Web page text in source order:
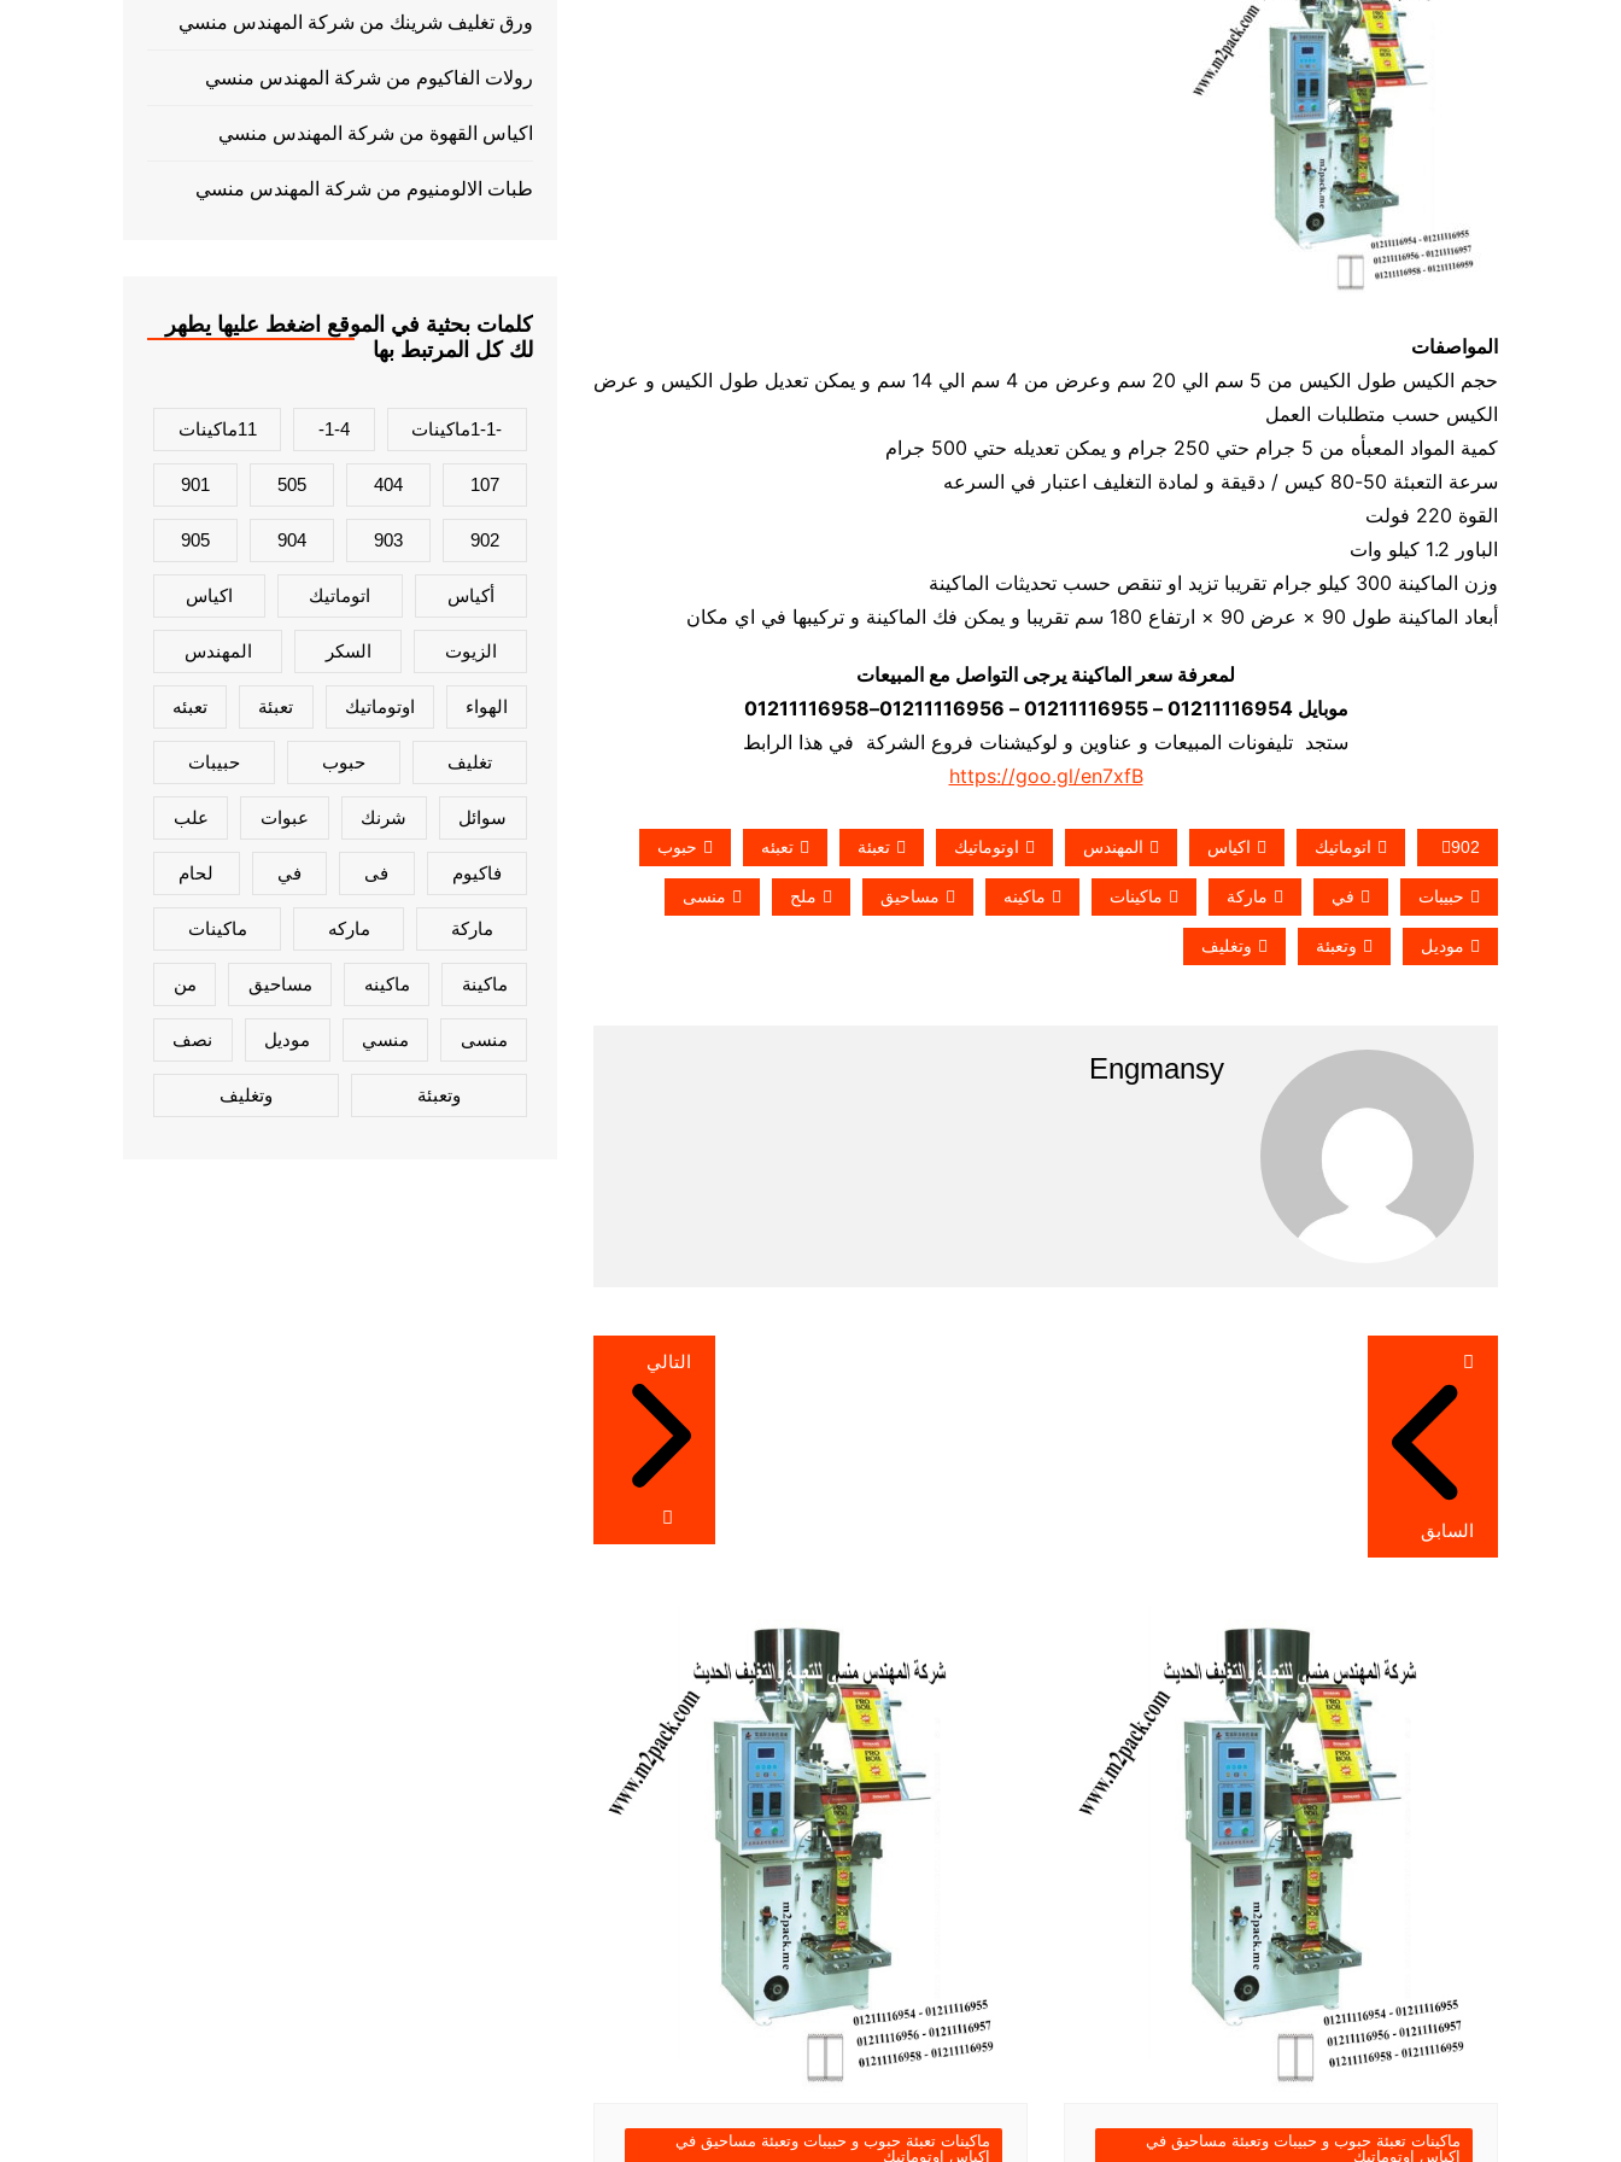
المواصفات
حجم الكيس طول الكيس من 5 سم الي 20 سم وعرض من 4 سم الي 14 سم و يمكن تعديل طول الكيس و عرض
الكيس حسب متطلبات العمل
كمية المواد المعبأه من 5 جرام حتي 250 جرام و يمكن تعديله حتي 500 جرام
سرعة التعبئة 50-80 كيس / دقيقة و لمادة التغليف اعتبار في السرعه
القوة 220 فولت
الباور 1.2 كيلو وات
وزن الماكينة 300 كيلو جرام تقريبا تزيد او تنقص حسب تحديثات الماكينة
أبعاد الماكينة طول 90 × عرض 90 × ارتفاع 180 سم تقريبا و يمكن فك الماكينة و تركيبها في اي مكان
لمعرفة سعر الماكينة يرجى التواصل مع المبيعات
موبايل 01211116954 – 01211116955 – 01211116956–01211116958
ستجد تليفونات المبيعات و عناوين و لوكيشنات فروع الشركة في هذا الرابط
https://goo.gl/en7xfB
902 اتوماتيك اكياس المهندس اوتوماتيك تعبئة تعبئه حبوب
حبيبات في ماركة ماكينات ماكينه مساحيق ملح منسى
موديل وتعبئة وتغليف
Engmansy
تصفّح
المقالات
السابق
التالي
ماكينات تعبئة حبوب و حبيبات وتعبئة مساحيق في
اكياس اوتوماتيك
ماكينات تعبئة حبوب و حبيبات وتعبئة مساحيق في
اكياس اوتوماتيك
ورق تغليف شرينك من شركة المهندس منسي
رولات الفاكيوم من شركة المهندس منسي
اكياس القهوة من شركة المهندس منسي
طبات الالومنيوم من شركة المهندس منسي
كلمات بحثية في الموقع اضغط عليها يطهر
لك كل المرتبط بها
-1-1ماكينات 1-4- 11ماكينات
107
404
505
901
902
903
904
905
أكياس اتوماتيك اكياس
الزيوت السكر المهندس
الهواء اوتوماتيك تعبئة تعبئه
تغليف حبوب حبيبات
سوائل شرنك عبوات علب
فاكيوم فى في لحام
ماركة ماركه ماكينات
ماكينة ماكينه مساحيق من
منسى منسي موديل نصف
وتعبئة وتغليف